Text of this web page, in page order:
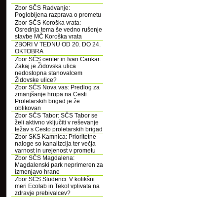
Zbor SČS Radvanje:
Poglobljena razprava o prometu
Zbor SČS Koroška vrata:
Osrednja tema še vedno rušenje
stavbe MČ Koroška vrata
ZBORI V TEDNU OD 20. DO 24.
OKTOBRA
Zbor SČS center in Ivan Cankar:
Zakaj je Židovska ulica
nedostopna stanovalcem
Židovske ulice?
Zbor SČS Nova vas: Predlog za
zmanjšanje hrupa na Cesti
Proletarskih brigad je že
oblikovan
Zbor SČS Tabor: SČS Tabor se
želi aktivno vključiti v reševanje
težav s Cesto proletarskih brigad
Zbor SKS Kamnica: Prioritetne
naloge so kanalizcija ter večja
varnost in urejenost v prometu
Zbor SČS Magdalena:
Magdalenski park neprimeren za
izmenjavo hrane
Zbor SČS Studenci: V kolikšni
meri Ecolab in Tekol vplivata na
zdravje prebivalcev?